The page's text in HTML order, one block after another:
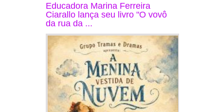
Educadora Marina Ferreira
Ciarallo lança seu livro "O vovô
da rua da ...